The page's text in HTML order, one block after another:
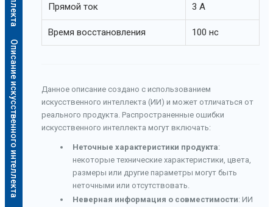
Описание искусственного интеллекта
Прямой ток 3 А
Время восстановления 100 нс
Данное описание создано с использованием
искусственного интеллекта (ИИ) и может отличаться от
реального продукта. Распространенные ошибки
искусственного интеллекта могут включать:
Неточные характеристики продукта:
некоторые технические характеристики, цвета,
размеры или другие параметры могут быть
неточными или отсутствовать.
Неверная информация о совместимости: ИИ